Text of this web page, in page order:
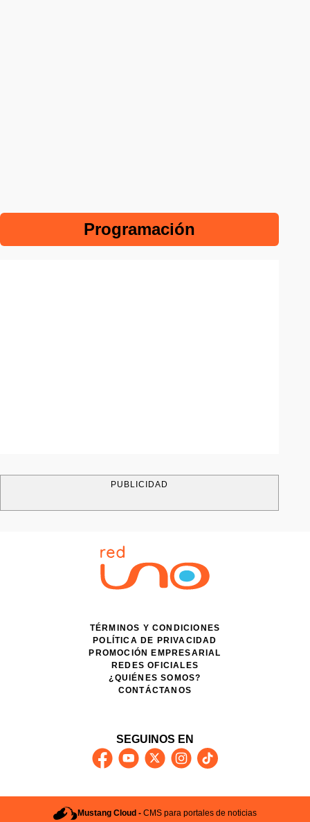
Programación
PUBLICIDAD
TÉRMINOS Y CONDICIONES
POLÍTICA DE PRIVACIDAD
PROMOCIÓN EMPRESARIAL
REDES OFICIALES
¿QUIÉNES SOMOS?
CONTÁCTANOS
SEGUINOS EN
Mustang Cloud -CMS para portales de noticias